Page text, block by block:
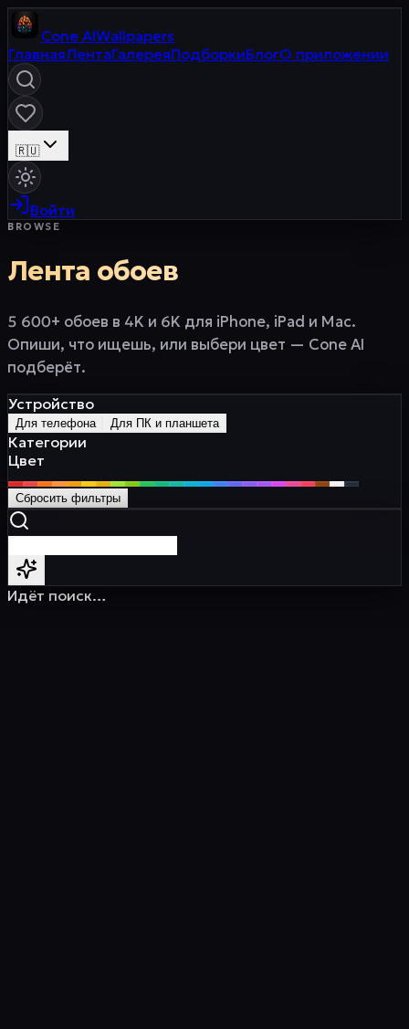
Cone AIWallpapers
ГлавнаяЛентаГалереяПодборкиБлогО приложении
🇷🇺
Войти
BROWSE
Лента обоев
5 600+ обоев в 4K и 6K для iPhone, iPad и Mac.
Опиши, что ищешь, или выбери цвет — Cone AI
подберёт.
Устройство
Для телефона Для ПК и планшета
Категории
Цвет
Сбросить фильтры
Идёт поиск…